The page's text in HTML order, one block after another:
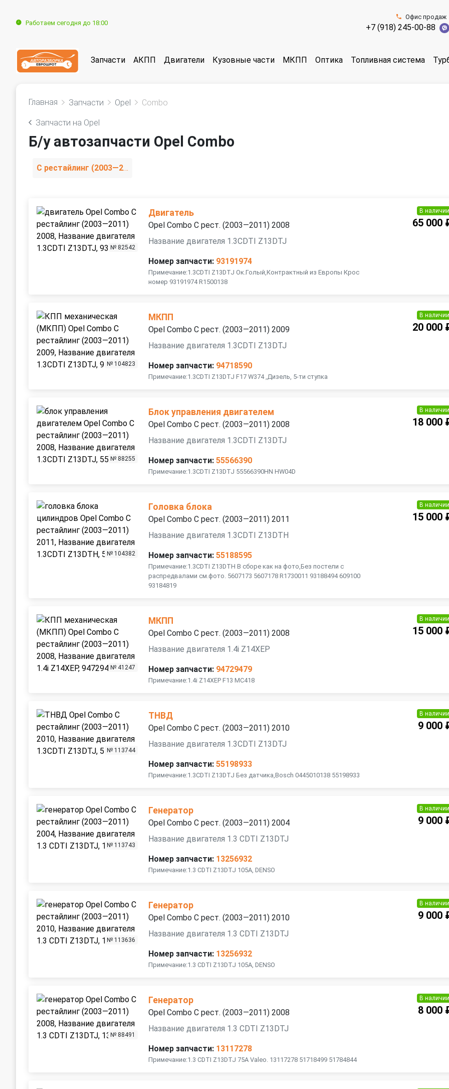
Работаем сегодня до 18:00
Офис продаж
+7 (918) 245-00-88
Запчасти АКПП Двигатели Кузовные части МКПП Оптика Топливная система
Главная Запчасти Opel Combo
Запчасти на Opel
Б/у автозапчасти Opel Combo
C рестайлинг (2003—2011)
№ 82542
Двигатель
Opel Combo C рест. (2003—2011) 2008
Название двигателя 1.3CDTI Z13DTJ
Номер запчасти: 93191974
Примечание:1.3CDTI Z13DTJ Ок.Голый,Контрактный из Европы Крос
номер 93191974 R1500138
В наличии
65 000
№ 104823
МКПП
Opel Combo C рест. (2003—2011) 2009
Название двигателя 1.3CDTI Z13DTJ
Номер запчасти: 94718590
Примечание:1.3CDTI Z13DTJ F17 W374 ,Дизель, 5-ти ступка
В наличии
20 000
№ 88255
Блок управления двигателем
Opel Combo C рест. (2003—2011) 2008
Название двигателя 1.3CDTI Z13DTJ
Номер запчасти: 55566390
Примечание:1.3CDTI Z13DTJ 55566390HN HW04D
В наличии
18 000
№ 104382
Головка блока
Opel Combo C рест. (2003—2011) 2011
Название двигателя 1.3CDTI Z13DTH
Номер запчасти: 55188595
Примечание:1.3CDTI Z13DTH В сборе как на фото,Без постели с
распредвалами см.фото. 5607173 5607178 R1730011 93188494 609100
93184819
В наличии
15 000
№ 41247
МКПП
Opel Combo C рест. (2003—2011) 2008
Название двигателя 1.4i Z14XEP
Номер запчасти: 94729479
Примечание:1.4i Z14XEP F13 MC418
В наличии
15 000
№ 113744
ТНВД
Opel Combo C рест. (2003—2011) 2010
Название двигателя 1.3CDTI Z13DTJ
Номер запчасти: 55198933
Примечание:1.3CDTI Z13DTJ Без датчика,Bosch 0445010138 55198933
В наличии
9 000
№ 113743
Генератор
Opel Combo C рест. (2003—2011) 2004
Название двигателя 1.3 CDTI Z13DTJ
Номер запчасти: 13256932
Примечание:1.3 CDTI Z13DTJ 105A, DENSO
В наличии
9 000
№ 113636
Генератор
Opel Combo C рест. (2003—2011) 2010
Название двигателя 1.3 CDTI Z13DTJ
Номер запчасти: 13256932
Примечание:1.3 CDTI Z13DTJ 105A, DENSO
В наличии
9 000
№ 88491
Генератор
Opel Combo C рест. (2003—2011) 2008
Название двигателя 1.3 CDTI Z13DTJ
Номер запчасти: 13117278
Примечание:1.3 CDTI Z13DTJ 75A Valeo. 13117278 51718499 51784844
В наличии
8 000